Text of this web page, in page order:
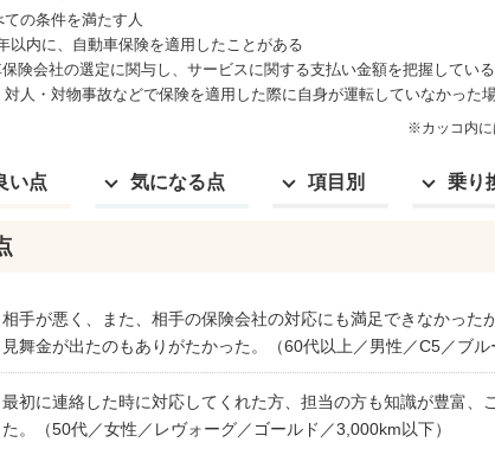
ての条件を満たす人
以内に、自動車保険を適用したことがある
険会社の選定に関与し、サービスに関する支払い金額を把握している
対人・対物事故などで保険を適用した際に自身が運転していなかった
※カッコ内に
い点 気になる点 項目別 乗り
相手が悪く、また、相手の保険会社の対応にも満足できなかっ
見舞金が出たのもありがたかった。（60代以上／男性／C5／ブル
最初に連絡した時に対応してくれた方、担当の方も知識が豊富
た。（50代／女性／レヴォーグ／ゴールド／3,000km以下）